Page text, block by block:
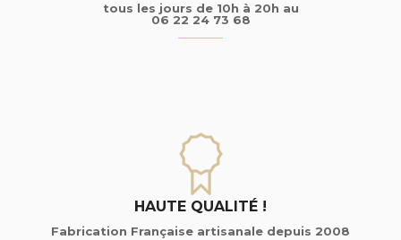
tous les jours de 10h à 20h au
06 22 24 73 68
HAUTE QUALITÉ !
Fabrication Française artisanale depuis 2008